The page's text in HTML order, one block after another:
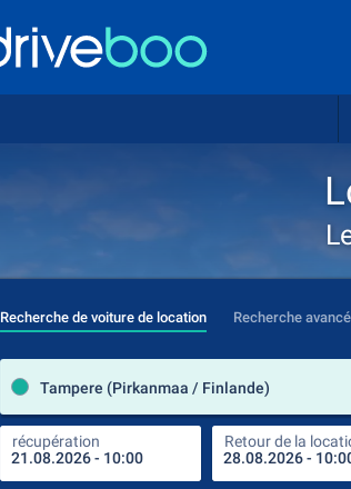
Recherche de voiture de location Recherche
Tampere (Pirkanmaa / Finlande)
récupération Retour de la